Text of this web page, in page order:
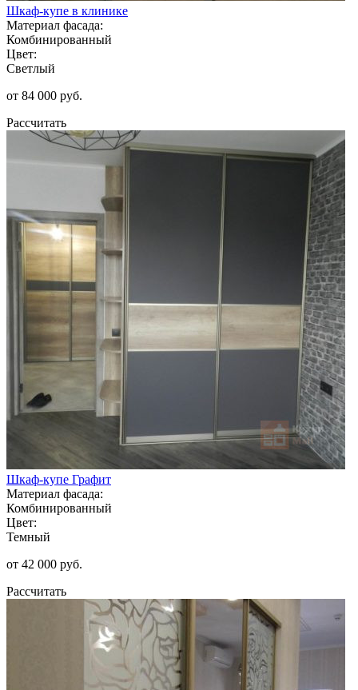
Шкаф-купе в клинике
Материал фасада:
Комбинированный
Цвет:
Светлый
от 84 000 руб.
Рассчитать
Шкаф-купе Графит
Материал фасада:
Комбинированный
Цвет:
Темный
от 42 000 руб.
Рассчитать